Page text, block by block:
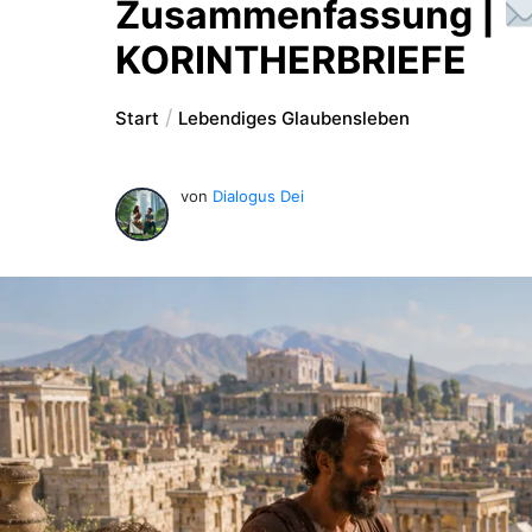
Zusammenfassung |
KORINTHERBRIEFE
Start Lebendiges Glaubensleben
von Dialogus Dei